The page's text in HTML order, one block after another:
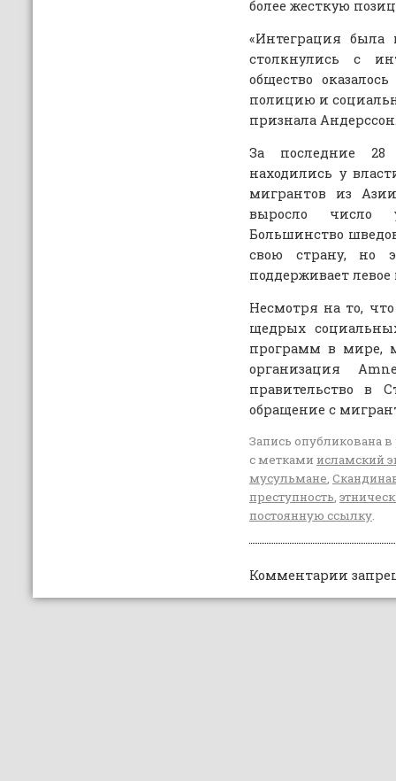
более жесткую
«Интеграция
столкнулись с
общество
полицию и
признала
За последние 28
находились у
мигрантов из
выросло число
Большинство
свою страну, но
поддерживает
Несмотря на то,
щедрых
программ в мире,
организация
правительство в
обращение с
Запись опубликована
с метками исламский
мусульмане,
преступность,
постоянную ссылку.
Комментарии